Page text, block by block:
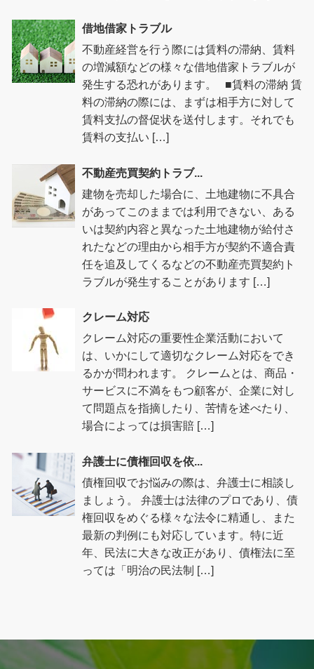
借地借家トラブル
不動産経営を行う際には賃料の滞納、賃料
の増減額などの様々な借地借家トラブルが
発生する恐れがあります。 ■賃料の滞納 賃
料の滞納の際には、まずは相手方に対して
賃料支払の督促状を送付します。それでも
賃料の支払い […]
不動産売買契約トラブ...
建物を売却した場合に、土地建物に不具合
があってこのままでは利用できない、ある
いは契約内容と異なった土地建物が給付さ
れたなどの理由から相手方が契約不適合責
任を追及してくるなどの不動産売買契約ト
ラブルが発生することがあります […]
クレーム対応
クレーム対応の重要性企業活動において
は、いかにして適切なクレーム対応をでき
るかが問われます。 クレームとは、商品・
サービスに不満をもつ顧客が、企業に対し
て問題点を指摘したり、苦情を述べたり、
場合によっては損害賠 […]
弁護士に債権回収を依...
債権回収でお悩みの際は、弁護士に相談し
ましょう。 弁護士は法律のプロであり、債
権回収をめぐる様々な法令に精通し、また
最新の判例にも対応しています。特に近
年、民法に大きな改正があり、債権法に至
っては「明治の民法制 […]